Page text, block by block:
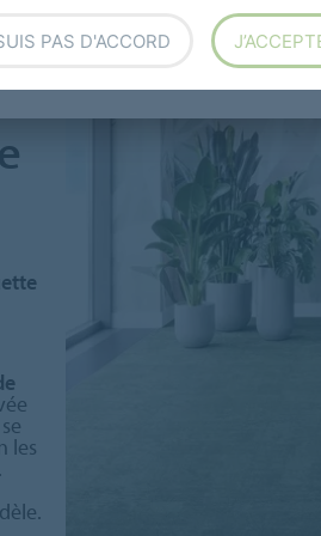
les
PAS D'ACCORD